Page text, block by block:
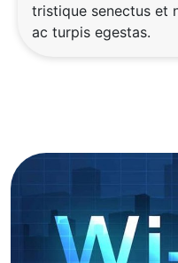
tristique senectus et
ac turpis egestas.